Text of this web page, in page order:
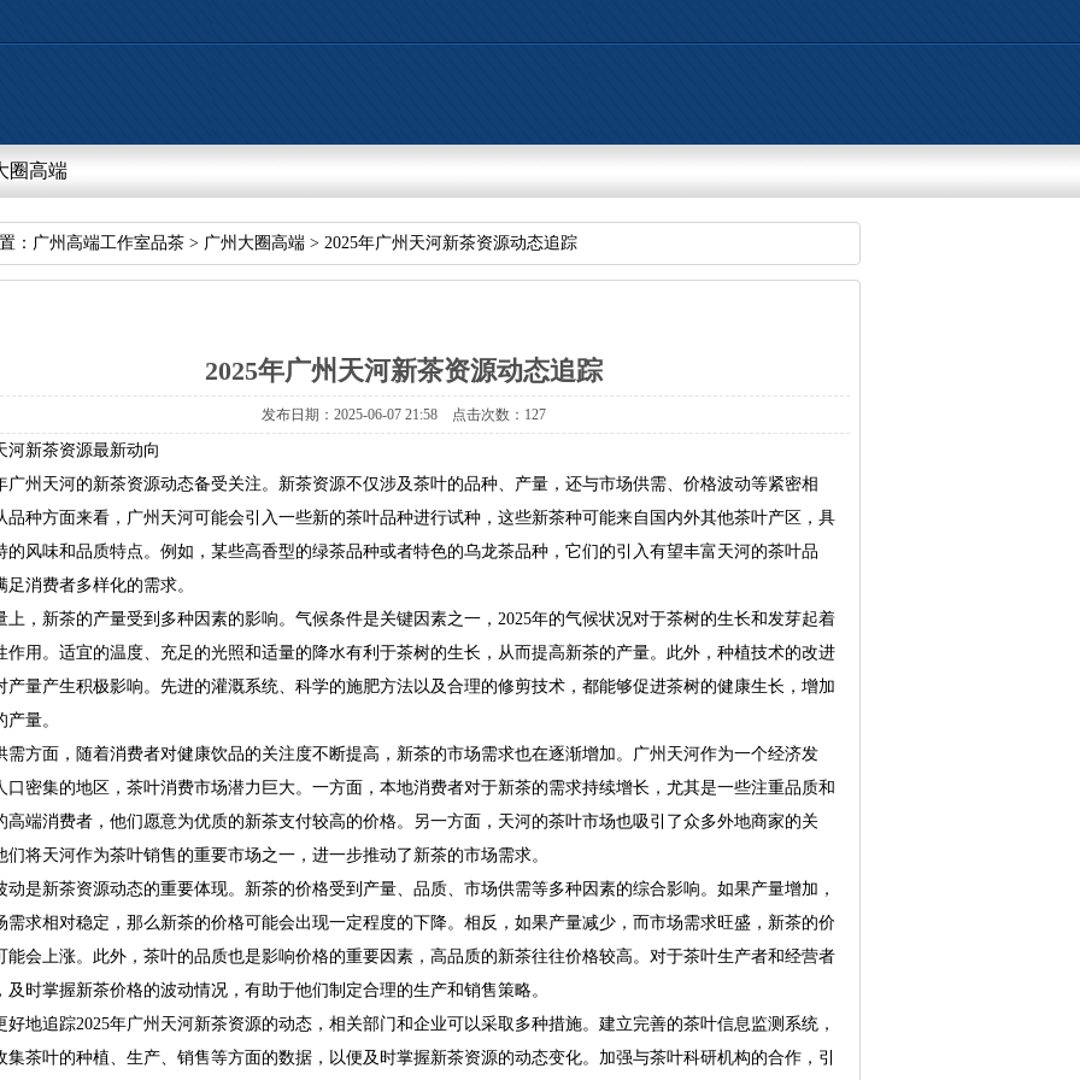
圈高端
： 广州高端工作室品茶 > 广州大圈高端 >2025年广州天河新茶资源动态追踪
2025年广州天河新茶资源动态追踪
发布日期：2025-06-0721:58点击次数：127
河新茶资源最新动向
广州天河的新茶资源动态备受关注。新茶资源不仅涉及茶叶的品种、产量，还与市场供需、价格波动等紧密相
品种方面来看，广州天河可能会引入一些新的茶叶品种进行试种，这些新茶种可能来自国内外其他茶叶产区，具
的风味和品质特点。例如，某些高香型的绿茶品种或者特色的乌龙茶品种，它们的引入有望丰富天河的茶叶品
足消费者多样化的需求。
上，新茶的产量受到多种因素的影响。气候条件是关键因素之一，2025年的气候状况对于茶树的生长和发芽起着
作用。适宜的温度、充足的光照和适量的降水有利于茶树的生长，从而提高新茶的产量。此外，种植技术的改进
产量产生积极影响。先进的灌溉系统、科学的施肥方法以及合理的修剪技术，都能够促进茶树的健康生长，增加
产量。
需方面，随着消费者对健康饮品的关注度不断提高，新茶的市场需求也在逐渐增加。广州天河作为一个经济发
口密集的地区，茶叶消费市场潜力巨大。一方面，本地消费者对于新茶的需求持续增长，尤其是一些注重品质和
高端消费者，他们愿意为优质的新茶支付较高的价格。另一方面，天河的茶叶市场也吸引了众多外地商家的关
们将天河作为茶叶销售的重要市场之一，进一步推动了新茶的市场需求。
动是新茶资源动态的重要体现。新茶的价格受到产量、品质、市场供需等多种因素的综合影响。如果产量增加，
需求相对稳定，那么新茶的价格可能会出现一定程度的下降。相反，如果产量减少，而市场需求旺盛，新茶的价
能会上涨。此外，茶叶的品质也是影响价格的重要因素，高品质的新茶往往价格较高。对于茶叶生产者和经营者
及时掌握新茶价格的波动情况，有助于他们制定合理的生产和销售策略。
好地追踪2025年广州天河新茶资源的动态，相关部门和企业可以采取多种措施。建立完善的茶叶信息监测系统，
集茶叶的种植、生产、销售等方面的数据，以便及时掌握新茶资源的动态变化。加强与茶叶科研机构的合作，引